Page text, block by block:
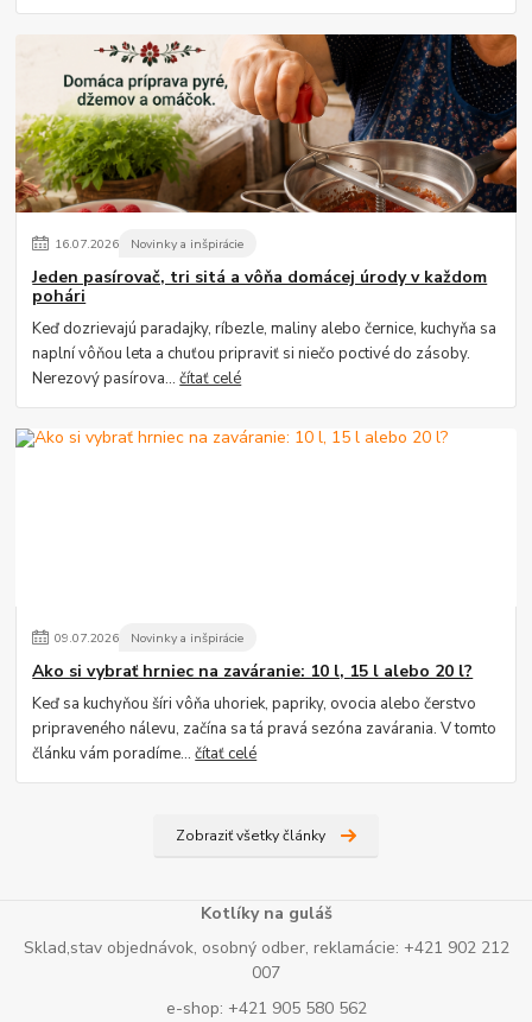
16.07.2026 Novinky a inšpirácie
Jeden pasírovač, tri sitá a vôňa domácej úrody v každom
pohári
Keď dozrievajú paradajky, ríbezle, maliny alebo černice, kuchyňa sa
naplní vôňou leta a chuťou pripraviť si niečo poctivé do zásoby.
Nerezový pasírova...čítať celé
09.07.2026 Novinky a inšpirácie
Ako si vybrať hrniec na zaváranie: 10 l, 15 l alebo 20 l?
Keď sa kuchyňou šíri vôňa uhoriek, papriky, ovocia alebo čerstvo
pripraveného nálevu, začína sa tá pravá sezóna zavárania. V tomto
článku vám poradíme...čítať celé
Zobraziť všetky články
Kotlíky na guláš
Sklad,stav objednávok, osobný odber, reklamácie: +421 902 212
007
e-shop: +421 905 580 562